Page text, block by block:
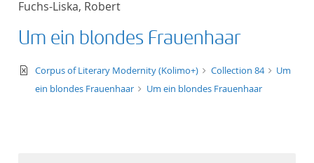
title descending
format ascending
Fuchs-Liska, Robert
Um ein blondes Frauenhaar
text/xml
Corpus of Literary Modernity (Kolimo+) Collection 84
Um
ein blondes Frauenhaar
Um ein blondes Frauenhaar